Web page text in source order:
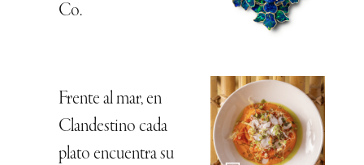
Co.
Frente al mar, en
Clandestino cada
plato encuentra su